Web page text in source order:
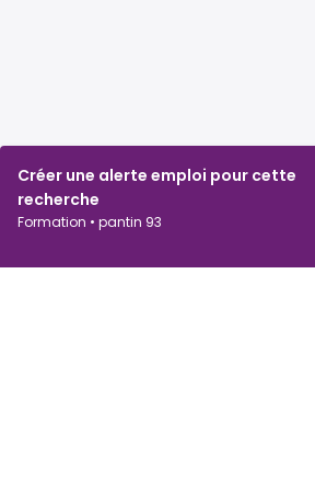
Créer une alerte emploi pour cette
recherche
Formation • pantin 93